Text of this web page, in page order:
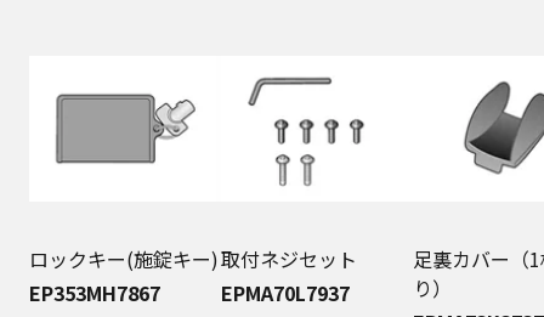
に提供しません。お問い合わせは、ご相談された
窓口にご連絡ください。
なお、本ウェブサイトに公開されている取扱説明
書は、原則として商品が発売された当初のものを
掲載しています。したがいまして、会社名やお客
いる説明書の記載内容と、お客様がお持ちの商品
の仕様がその後のマイナーチェンジにより、異な
る場合があります。本ウェブサイトに公開されて
ロックキー(施錠キー)
EP353MH7867
取付ネジセット
EPMA70L7937
足裏カバー（
り）